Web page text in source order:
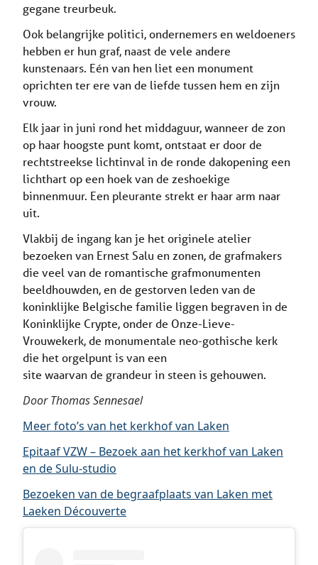
gegane treurbeuk.
Ook belangrijke politici, ondernemers en weldoeners
hebben er hun graf, naast de vele andere
kunstenaars. Eén van hen liet een monument
oprichten ter ere van de liefde tussen hem en zijn
vrouw.
Elk jaar in juni rond het middaguur, wanneer de zon
op haar hoogste punt komt, ontstaat er door de
rechtstreekse lichtinval in de ronde dakopening een
lichthart op een hoek van de zeshoekige
binnenmuur. Een pleurante strekt er haar arm naar
uit.
Vlakbij de ingang kan je het originele atelier
bezoeken van Ernest Salu en zonen, de grafmakers
die veel van de romantische grafmonumenten
beeldhouwden, en de gestorven leden van de
koninklijke Belgische familie liggen begraven in de
Koninklijke Crypte, onder de Onze-Lieve-
Vrouwekerk, de monumentale neo-gothische kerk
die het orgelpunt is van een
site waarvan de grandeur in steen is gehouwen.
Door Thomas Sennesael
Meer foto’s van het kerkhof van Laken
Epitaaf VZW – Bezoek aan het kerkhof van Laken
en de Sulu-studio
Bezoeken van de begraafplaats van Laken met
Laeken Découverte